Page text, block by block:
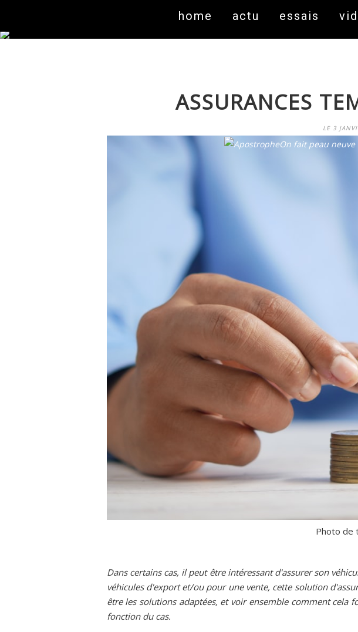
On fait peau neuve
home actu essais
ASSURANCES
LE 3
Photo de
Dans certains cas, il peut être intéressant d'assurer son
véhicules d'export et/ou pour une vente, cette solution
être les solutions adaptées, et voir ensemble comment cela
fonction du cas.